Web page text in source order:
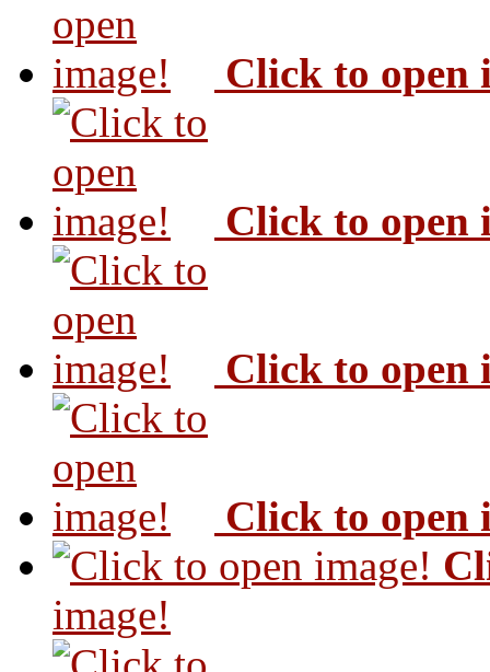
Click to open
Click to open
Click to open
Click to open
image!